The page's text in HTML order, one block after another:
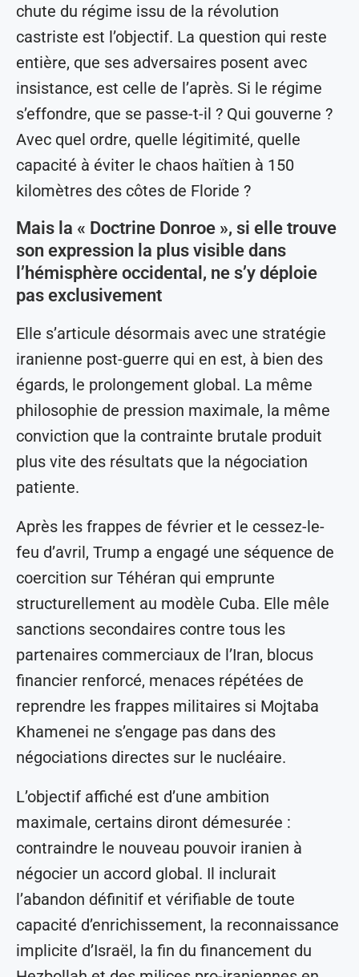
chute du régime issu de la révolution
castriste est l’objectif. La question qui reste
entière, que ses adversaires posent avec
insistance, est celle de l’après. Si le régime
s’effondre, que se passe-t-il ? Qui gouverne ?
Avec quel ordre, quelle légitimité, quelle
capacité à éviter le chaos haïtien à 150
kilomètres des côtes de Floride ?
Mais la « Doctrine Donroe », si elle trouve
son expression la plus visible dans
l’hémisphère occidental, ne s’y déploie
pas exclusivement
Elle s’articule désormais avec une stratégie
iranienne post-guerre qui en est, à bien des
égards, le prolongement global. La même
philosophie de pression maximale, la même
conviction que la contrainte brutale produit
plus vite des résultats que la négociation
patiente.
Après les frappes de février et le cessez-le-
feu d’avril, Trump a engagé une séquence de
coercition sur Téhéran qui emprunte
structurellement au modèle Cuba. Elle mêle
sanctions secondaires contre tous les
partenaires commerciaux de l’Iran, blocus
financier renforcé, menaces répétées de
reprendre les frappes militaires si Mojtaba
Khamenei ne s’engage pas dans des
négociations directes sur le nucléaire.
L’objectif affiché est d’une ambition
maximale, certains diront démesurée :
contraindre le nouveau pouvoir iranien à
négocier un accord global. Il inclurait
l’abandon définitif et vérifiable de toute
capacité d’enrichissement, la reconnaissance
implicite d’Israël, la fin du financement du